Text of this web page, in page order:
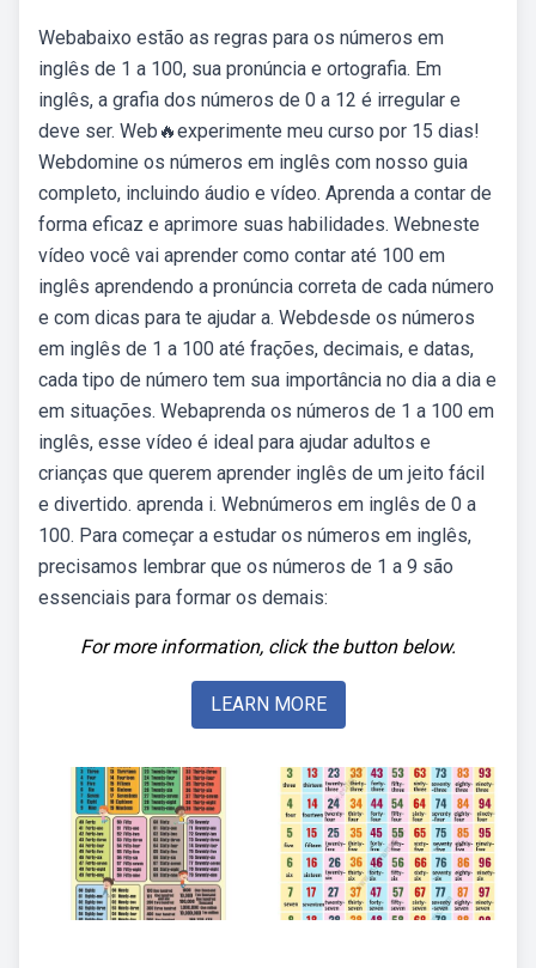
Webabaixo estão as regras para os números em
inglês de 1 a 100, sua pronúncia e ortografia. Em
inglês, a grafia dos números de 0 a 12 é irregular e
deve ser. Web🔥experimente meu curso por 15 dias!
Webdomine os números em inglês com nosso guia
completo, incluindo áudio e vídeo. Aprenda a contar de
forma eficaz e aprimore suas habilidades. Webneste
vídeo você vai aprender como contar até 100 em
inglês aprendendo a pronúncia correta de cada número
e com dicas para te ajudar a. Webdesde os números
em inglês de 1 a 100 até frações, decimais, e datas,
cada tipo de número tem sua importância no dia a dia e
em situações. Webaprenda os números de 1 a 100 em
inglês, esse vídeo é ideal para ajudar adultos e
crianças que querem aprender inglês de um jeito fácil
e divertido. aprenda i. Webnúmeros em inglês de 0 a
100. Para começar a estudar os números em inglês,
precisamos lembrar que os números de 1 a 9 são
essenciais para formar os demais:
For more information, click the button below.
LEARN MORE